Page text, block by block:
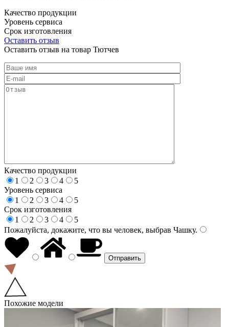
Качество продукции
Уровень сервиса
Срок изготовления
Оставить отзыв
Оставить отзыв на товар Тютчев
Качество продукции
1
2 3 4
5
Уровень сервиса
1
2 3 4
5
Срок изготовления
1
2 3 4
5
Пожалуйста, докажите, что вы человек, выбрав Чашку.
Похожие модели